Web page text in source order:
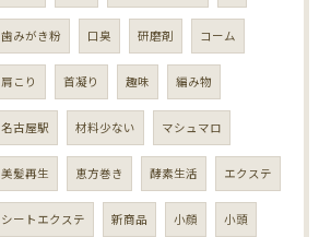
歯みがき粉 口臭 研磨剤 コーム
肩こり 首凝り 趣味 編み物
名古屋駅 材料少ない マシュマロ
美髪再生 恵方巻き 酵素生活 エクステ
シートエクステ 新商品 小顔 小頭